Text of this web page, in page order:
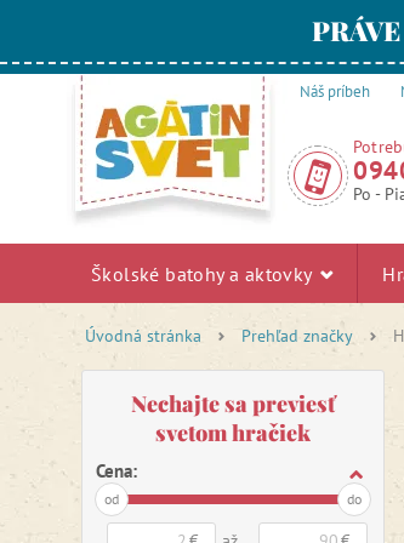
Náš príbeh
Po -
Školské batohy a aktovky
Úvodná stránka Prehľad značky
Nechajte sa previesť
svetom hračiek
Cena:
od do